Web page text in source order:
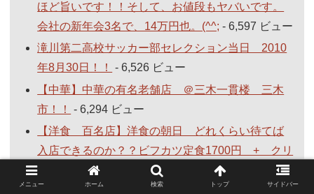
ほど旨いです！！そして、お値段もヤバいです。
会社の新年会3名で、14万円也。(^^; - 6,597 ビュー
滝川第二高校サッカー部セレクション当日 2010
年8月30日！！
- 6,526 ビュー
【中華】中華の有名老舗店 ＠三木一貫楼 三木
市！！
- 6,294 ビュー
【洋食 百名店】洋食の朝日 どれくらい待てば
入店できるのか？？ビフカツ定食1700円 + クリ
ームコロッケ250円 合計 1950円- 6,223 ビュー
メニュー ホーム 検索 トップ サイドバー